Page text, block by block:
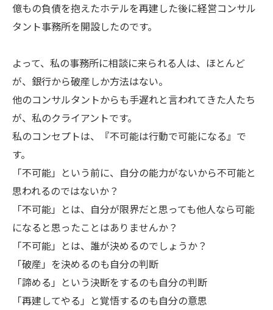
億もの負債を抱えたホテルを再建した後に経営コンサル
タント事務所を開設したのです。
よって、私の事務所に相談に来られる人は、ほとんど
が、銀行から破産しか方法はない。
他のコンサルタントからも手遅れと言われてきた人たち
が、私のクライアントです。
私のコンセプトは、『不可能は行動で可能になる』で
す。
「不可能」という前に、自分の能力がないから不可能と
思われるのではないか？
「不可能」とは、自分が限界だと思っても他人なら可能
になると思ったことはありませんか？
「不可能」とは、誰が決めるのでしょうか？
「破産」を決めるのも自分の判断
「諦める」という決断をするのも自分の判断
「再建してやる」と覚悟するのも自分の意思